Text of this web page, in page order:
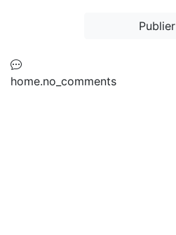
Publier
home.no_comments